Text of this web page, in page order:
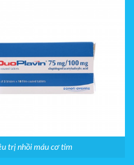
trị nhồi máu cơ tim